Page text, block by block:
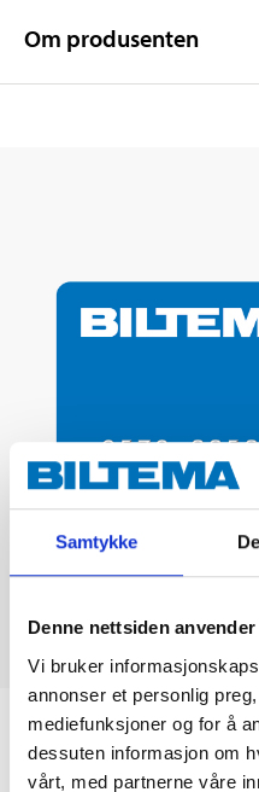
Samtykke
Denne nettsiden
Vi bruker
annonser et personlig
mediefunksjoner og for å
dessuten informasjon om
vårt, med partnerne våre
Om produsenten